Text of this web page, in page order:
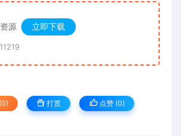
源 立即下载
打赏 点赞 (0)